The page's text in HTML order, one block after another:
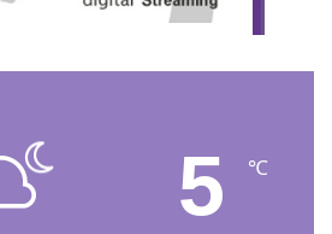
5 ℃